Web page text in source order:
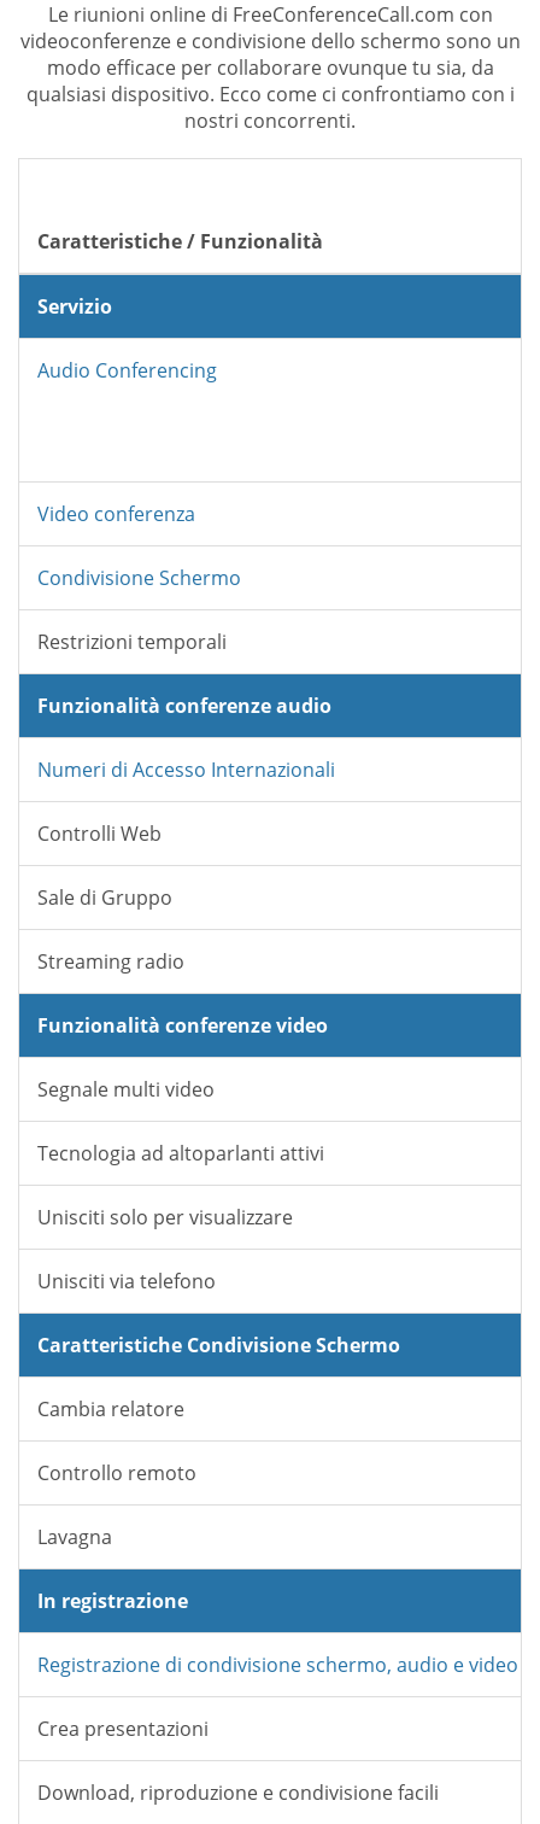
Le riunioni online di FreeConferenceCall.com con
videoconferenze e condivisione dello schermo sono un
modo efficace per collaborare ovunque tu sia, da
qualsiasi dispositivo. Ecco come ci confrontiamo con i
nostri concorrenti.
Caratteristiche / Funzionalità
Servizio
Audio Conferencing
Video conferenza
Condivisione Schermo
Restrizioni temporali
Funzionalità conferenze audio
Numeri di Accesso Internazionali
Controlli Web
Sale di Gruppo
Streaming radio
Funzionalità conferenze video
Segnale multi video
Tecnologia ad altoparlanti attivi
Unisciti solo per visualizzare
Unisciti via telefono
Caratteristiche Condivisione Schermo
Cambia relatore
Controllo remoto
Lavagna
In registrazione
Registrazione di condivisione schermo, audio e video
Crea presentazioni
Download, riproduzione e condivisione facili